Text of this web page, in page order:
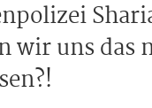
wir uns das